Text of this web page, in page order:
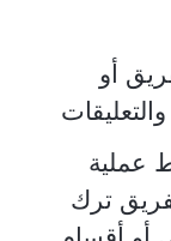
أو
عملية
ترك